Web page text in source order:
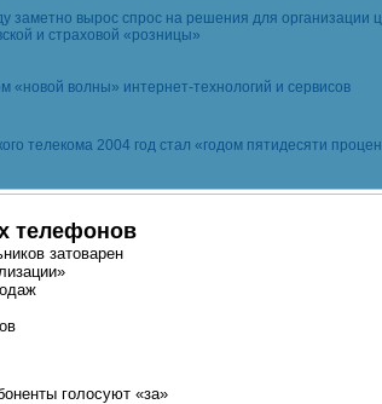
заметно вырос спрос на решения для организации
и страховой «розницы»
«новой волны» интернет-технологий и сервисов
телекома 2004 год стал «годом пятидесяти
телефонов
затоварен
голосуют «за»